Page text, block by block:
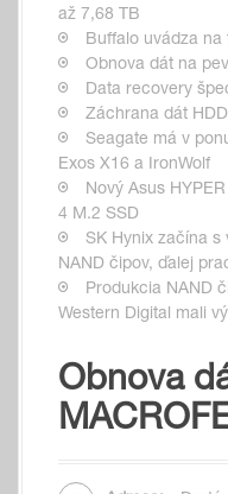
až 7,68 TB
Buffalo uvádza na
Obnova dát na
Data recovery
Záchrana dát HDD
Seagate má v
Exos X16 a IronWolf
Nový Asus
4 M.2 SSD
SK Hynix začína s
NAND čipov, ďalej
Produkcia NAND
Western Digital mali
Obnova